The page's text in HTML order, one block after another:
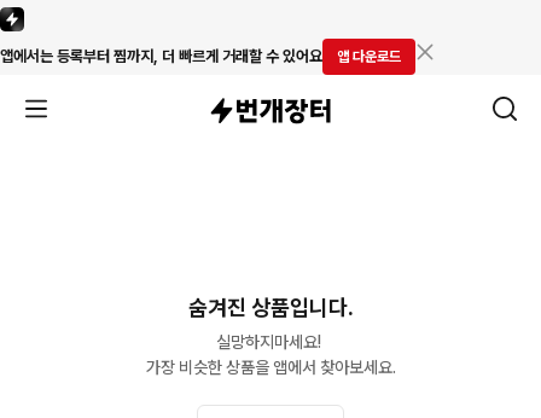
앱에서는 등록부터 찜까지, 더 빠르게 거래할 수 있어요 앱 다운로드
숨겨진 상품입니다.
실망하지마세요!
가장 비슷한 상품을 앱에서 찾아보세요.